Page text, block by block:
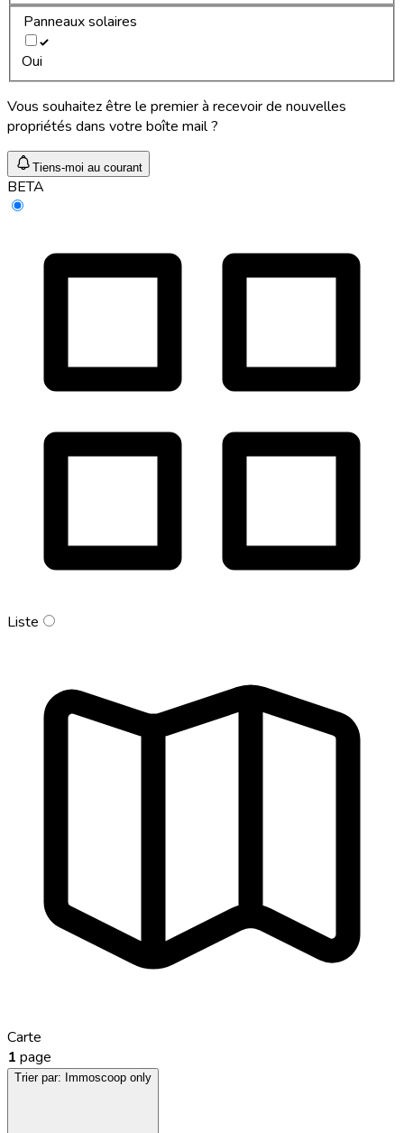
Panneaux solaires
Oui
Vous souhaitez être le premier à recevoir de nouvelles
propriétés dans votre boîte mail ?
Tiens-moi au courant
BETA
Liste
Carte
1 page
Trier par: Immoscoop only